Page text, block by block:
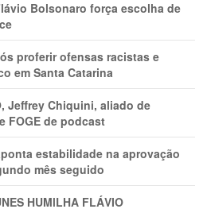
Bolsonaro força escolha de
proferir ofensas racistas e
em Santa Catarina
Jeffrey Chiquini, aliado de
FOGE de podcast
estabilidade na aprovação
mês seguido
HUMlLHA FLÁVIO